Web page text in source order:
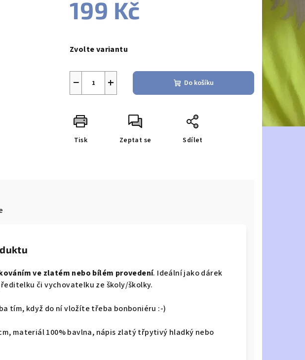
199 Kč
cena:
Zvolte variantu
+
− Do košíku
Tisk Zeptat se Sdílet
ve zlatém nebo bílém provedení. Ideální jako dárek
či vychovatelku ze školy/školky.
tím, když do ní vložíte třeba bonboniéru :-)
materiál 100% bavlna, nápis zlatý třpytivý hladký nebo